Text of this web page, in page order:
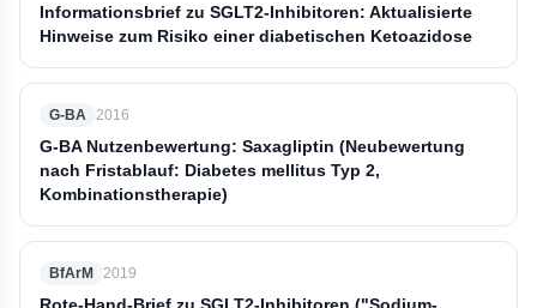
Informationsbrief zu SGLT2‐Inhibitoren: Aktualisierte
Hinweise zum Risiko einer diabetischen Ketoazidose
G-BA 2016
G-BA Nutzenbewertung: Saxagliptin (Neubewertung
nach Fristablauf: Diabetes mellitus Typ 2,
Kombinationstherapie)
BfArM 2019